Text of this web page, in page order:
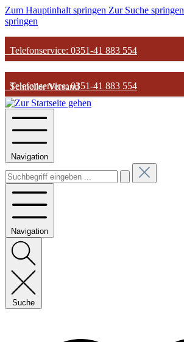
Zum Hauptinhalt springen Zur Suche springen
springen
Telefonservice: 0351-41 883 554
Schneller Versand
Günstige Parfum-Preise
Versandkostenfrei ab 50€
Telefonservice: 0351-41 883 554
Schneller Versand
Günstige Parfum-Preise
Versandkostenfrei ab 50€
Navigation
Navigation
Suche